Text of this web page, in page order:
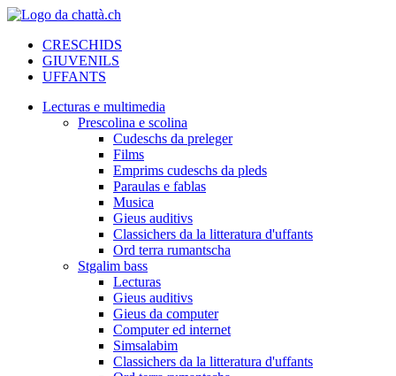
CRESCHIDS
GIUVENILS
UFFANTS
Lecturas e multimedia
Prescolina e scolina
Cudeschs da preleger
Films
Emprims cudeschs da pleds
Paraulas e fablas
Musica
Gieus auditivs
Classichers da la litteratura d'uffants
Ord terra rumantscha
Stgalim bass
Lecturas
Gieus auditivs
Gieus da computer
Computer ed internet
Simsalabim
Classichers da la litteratura d'uffants